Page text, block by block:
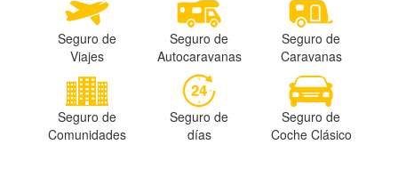
Seguro de
Viajes
Seguro de
Autocaravanas
Seguro de
Caravanas
Seguro de
Comunidades
Seguro de
días
Seguro de
Coche Clásico